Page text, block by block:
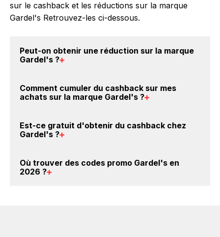
sur le cashback et les réductions sur la marque
Gardel's Retrouvez-les ci-dessous.
Peut-on obtenir une réduction sur la marque
Gardel's ?
crédités sur votre cagnotte BackBackBack lorsque
vous achetez des produits de la marque Gardel's sur
compte de vos éventuels bonus.
Comment cumuler du cashback sur mes
achats sur la marque Gardel's ?
Gardel's : Créez votre compte sur BackBackBack et
dans votre cagnotte au plus tard 48h après votre
Est-ce gratuit d'obtenir du cashback chez
Gardel's ?
compte gratuitement pour cumuler vos réductions
Où trouver des codes promo Gardel's en
2026 ?